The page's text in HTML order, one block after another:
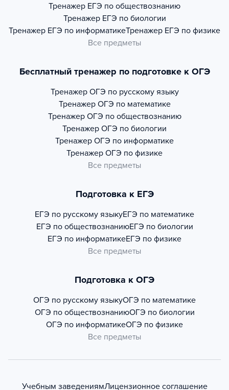
Тренажер ЕГЭ по обществознанию
Тренажер ЕГЭ по биологии
Тренажер ЕГЭ по информатикеТренажер ЕГЭ по физике
Все предметы
Бесплатный тренажер по подготовке к ОГЭ
Тренажер ОГЭ по русскому языку
Тренажер ОГЭ по математике
Тренажер ОГЭ по обществознанию
Тренажер ОГЭ по биологии
Тренажер ОГЭ по информатике
Тренажер ОГЭ по физике
Все предметы
Подготовка к ЕГЭ
ЕГЭ по русскому языкуЕГЭ по математике
ЕГЭ по обществознаниюЕГЭ по биологии
ЕГЭ по информатикеЕГЭ по физике
Все предметы
Подготовка к ОГЭ
ОГЭ по русскому языкуОГЭ по математике
ОГЭ по обществознаниюОГЭ по биологии
ОГЭ по информатикеОГЭ по физике
Все предметы
Учебным заведениямЛицензионное соглашение